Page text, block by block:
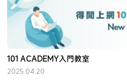
101 ACADEMY入門教室
2025.04.20